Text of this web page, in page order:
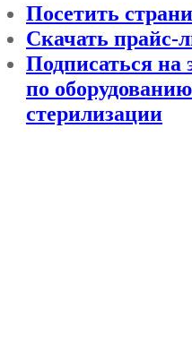
Посетить
Скачать прайс-
Подписаться на
по
стерилизации